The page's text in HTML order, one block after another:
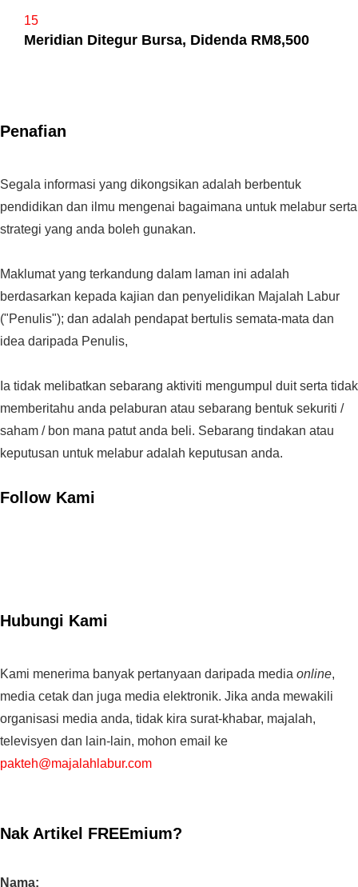
15
Meridian Ditegur Bursa, Didenda RM8,500
Penafian
Segala informasi yang dikongsikan adalah berbentuk
pendidikan dan ilmu mengenai bagaimana untuk melabur serta
strategi yang anda boleh gunakan.
Maklumat yang terkandung dalam laman ini adalah
berdasarkan kepada kajian dan penyelidikan Majalah Labur
("Penulis"); dan adalah pendapat bertulis semata-mata dan
idea daripada Penulis,
Ia tidak melibatkan sebarang aktiviti mengumpul duit serta tidak
memberitahu anda pelaburan atau sebarang bentuk sekuriti /
saham / bon mana patut anda beli. Sebarang tindakan atau
keputusan untuk melabur adalah keputusan anda.
Follow Kami
Hubungi Kami
Kami menerima banyak pertanyaan daripada media online,
media cetak dan juga media elektronik. Jika anda mewakili
organisasi media anda, tidak kira surat-khabar, majalah,
televisyen dan lain-lain, mohon email ke
pakteh@majalahlabur.com
Nak Artikel FREEmium?
Nama: